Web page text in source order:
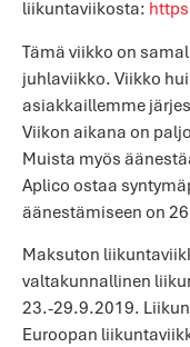
liikuntaviikosta:
Tämä viikko on
juhlaviikko. Viikko
asiakkaillemme
Viikon aikana on
Muista myös
Aplico ostaa
äänestämiseen on
Maksuton
valtakunnallinen
23.-29.9.2019.
Euroopan